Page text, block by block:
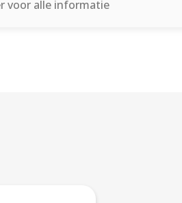
voor alle informatie